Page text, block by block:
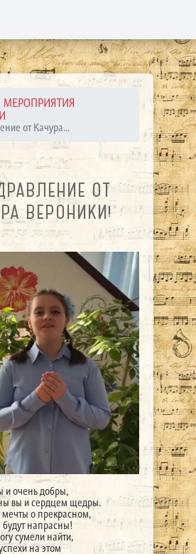
МЕРОПРИЯТИЯ
от Качура...
ОТ
ВЕРОНИКИ!
и очень добры,
вы и сердцем щедры.
о прекрасном,
будут напрасны!
сумели найти,
на этом